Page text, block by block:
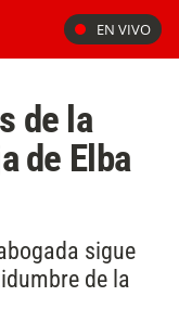
EN VIVO
de la
de Elba
sigue
de la